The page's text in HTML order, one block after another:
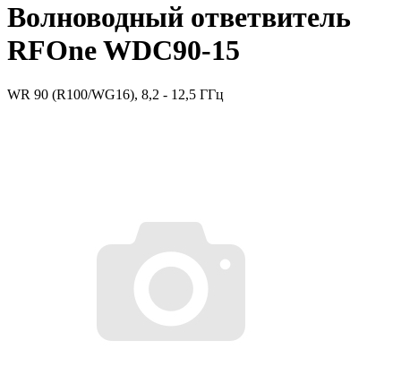
Волноводный ответвитель
RFOne WDC90-15
WR 90 (R100/WG16), 8,2 - 12,5 ГГц